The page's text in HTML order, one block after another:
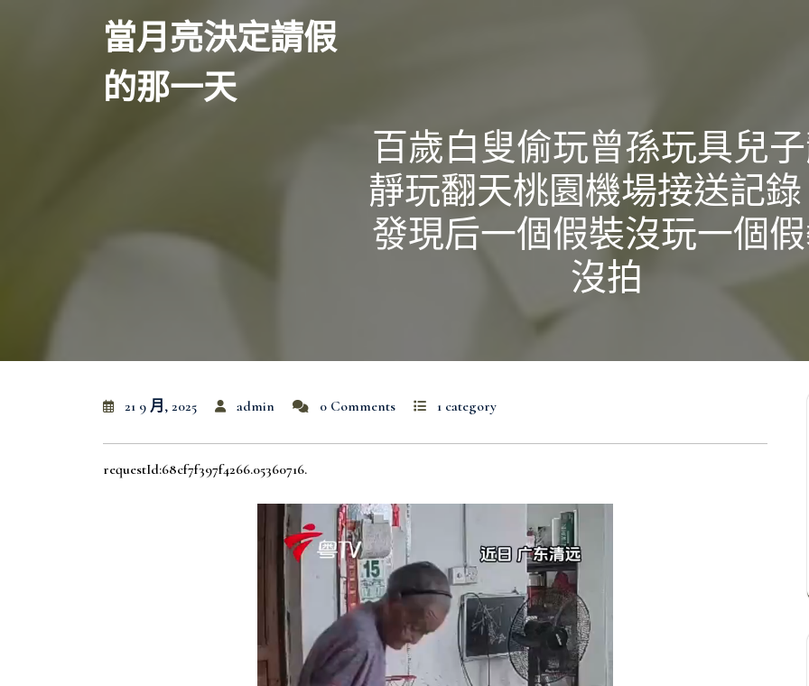
當月亮決定請假
的那一天
百歲白叟偷玩曾孫玩具兒
靜玩翻天桃園機場接送記錄
發現后一個假裝沒玩一個
沒拍
21 9 月, 2025 admin 0 Comments 1 category
requestId:68cf7f397f4266.05360716.